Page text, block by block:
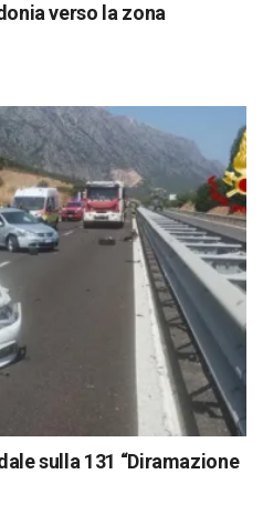
verso la zona
sulla 131 “Diramazione